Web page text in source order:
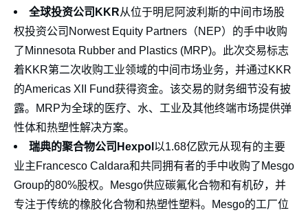
全球投资公司KKR从位于明尼阿波利斯的中间市场股
权投资公司Norwest Equity Partners（NEP）的手中收购
了Minnesota Rubber and Plastics (MRP)。此次交易标志
着KKR第二次收购工业领域的中间市场业务，并通过KKR
的Americas XII Fund获得资金。该交易的财务细节没有披
露。MRP为全球的医疗、水、工业及其他终端市场提供弹
性体和热塑性解决方案。
瑞典的聚合物公司Hexpol 以1.68亿欧元从现有的主要
业主Francesco Caldara和共同拥有者的手中收购了Mesgo
Group的80%股权。Mesgo供应碳氟化合物和有机矽，并
专注于传统的橡胶化合物和热塑性塑料。Mesgo的工厂位